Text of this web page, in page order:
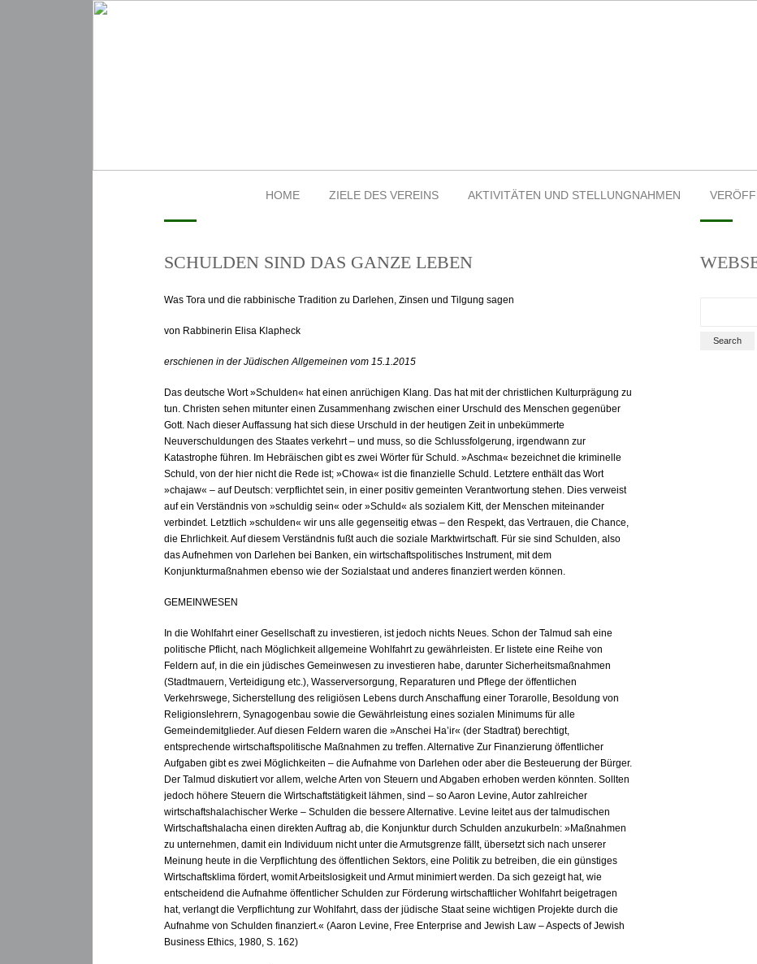
HOME ZIELE DES VEREINS AKTIVITÄTEN UND STELLUNGNAHMEN
SCHULDEN SIND DAS GANZE LEBEN
Was Tora und die rabbinische Tradition zu Darlehen, Zinsen und Tilgung sagen
von Rabbinerin Elisa Klapheck
erschienen in der Jüdischen Allgemeinen vom 15.1.2015
Das deutsche Wort »Schulden« hat einen anrüchigen Klang. Das hat mit der christlichen Kulturprägung zu
tun. Christen sehen mitunter einen Zusammenhang zwischen einer Urschuld des Menschen gegenüber
Gott. Nach dieser Auffassung hat sich diese Urschuld in der heutigen Zeit in unbekümmerte
Neuverschuldungen des Staates verkehrt – und muss, so die Schlussfolgerung, irgendwann zur
Katastrophe führen. Im Hebräischen gibt es zwei Wörter für Schuld. »Aschma« bezeichnet die kriminelle
Schuld, von der hier nicht die Rede ist; »Chowa« ist die finanzielle Schuld. Letztere enthält das Wort
»chajaw« – auf Deutsch: verpflichtet sein, in einer positiv gemeinten Verantwortung stehen. Dies verweist
auf ein Verständnis von »schuldig sein« oder »Schuld« als sozialem Kitt, der Menschen miteinander
verbindet. Letztlich »schulden« wir uns alle gegenseitig etwas – den Respekt, das Vertrauen, die Chance,
die Ehrlichkeit. Auf diesem Verständnis fußt auch die soziale Marktwirtschaft. Für sie sind Schulden, also
das Aufnehmen von Darlehen bei Banken, ein wirtschaftspolitisches Instrument, mit dem
Konjunkturmaßnahmen ebenso wie der Sozialstaat und anderes finanziert werden können.
GEMEINWESEN
In die Wohlfahrt einer Gesellschaft zu investieren, ist jedoch nichts Neues. Schon der Talmud sah eine
politische Pflicht, nach Möglichkeit allgemeine Wohlfahrt zu gewährleisten. Er listete eine Reihe von
Feldern auf, in die ein jüdisches Gemeinwesen zu investieren habe, darunter Sicherheitsmaßnahmen
(Stadtmauern, Verteidigung etc.), Wasserversorgung, Reparaturen und Pflege der öffentlichen
Verkehrswege, Sicherstellung des religiösen Lebens durch Anschaffung einer Torarolle, Besoldung von
Religionslehrern, Synagogenbau sowie die Gewährleistung eines sozialen Minimums für alle
Gemeindemitglieder. Auf diesen Feldern waren die »Anschei Ha’ir« (der Stadtrat) berechtigt,
entsprechende wirtschaftspolitische Maßnahmen zu treffen. Alternative Zur Finanzierung öffentlicher
Aufgaben gibt es zwei Möglichkeiten – die Aufnahme von Darlehen oder aber die Besteuerung der Bürger.
Der Talmud diskutiert vor allem, welche Arten von Steuern und Abgaben erhoben werden könnten. Sollten
jedoch höhere Steuern die Wirtschaftstätigkeit lähmen, sind – so Aaron Levine, Autor zahlreicher
wirtschaftshalachischer Werke – Schulden die bessere Alternative. Levine leitet aus der talmudischen
Wirtschaftshalacha einen direkten Auftrag ab, die Konjunktur durch Schulden anzukurbeln: »Maßnahmen
zu unternehmen, damit ein Individuum nicht unter die Armutsgrenze fällt, übersetzt sich nach unserer
Meinung heute in die Verpflichtung des öffentlichen Sektors, eine Politik zu betreiben, die ein günstiges
Wirtschaftsklima fördert, womit Arbeitslosigkeit und Armut minimiert werden. Da sich gezeigt hat, wie
entscheidend die Aufnahme öffentlicher Schulden zur Förderung wirtschaftlicher Wohlfahrt beigetragen
hat, verlangt die Verpflichtung zur Wohlfahrt, dass der jüdische Staat seine wichtigen Projekte durch die
Aufnahme von Schulden finanziert.« (Aaron Levine, Free Enterprise and Jewish Law – Aspects of Jewish
Business Ethics, 1980, S. 162)